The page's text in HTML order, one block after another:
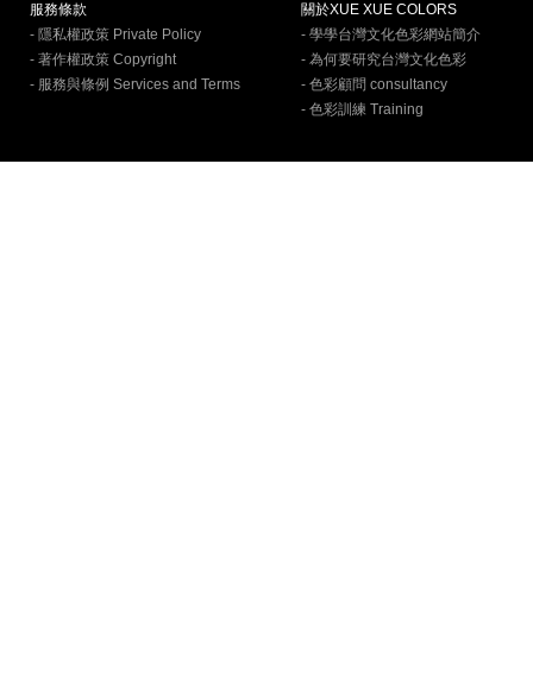
服務條款
- 隱私權政策 Private Policy
- 著作權政策 Copyright
- 服務與條例 Services and Terms
關於XUE XUE COLORS
- 學學台灣文化色彩網站簡介
- 為何要研究台灣文化色彩
- 色彩顧問 consultancy
- 色彩訓練 Training